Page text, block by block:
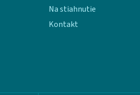
Na stiahnutie
Kontakt